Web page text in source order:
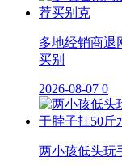
多地经销商退
买别
2026-08-07 0
两小孩低头玩